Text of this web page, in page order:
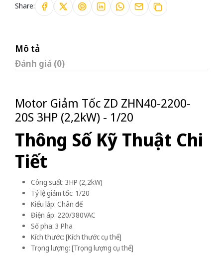
Share:
Mô tả
Đánh giá (0)
Motor Giảm Tốc ZD ZHN40-2200-
20S 3HP (2,2kW) - 1/20
Thông Số Kỹ Thuật Chi
Tiết
Công suất: 3HP (2,2kW)
Tỷ lệ giảm tốc: 1/20
Kiểu lắp: Chân đế
Điện áp: 220/380VAC
Số pha: 3 Pha
Kích thước: [Kích thước cụ thể]
Trọng lượng: [Trọng lượng cụ thể]